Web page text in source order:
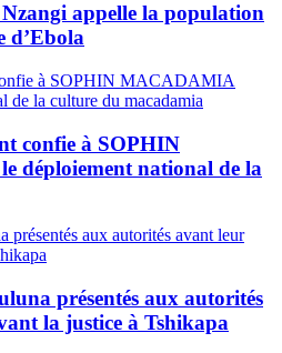
appelle la population
d’Ebola
confie à SOPHIN
déploiement national de la
présentés aux autorités
la justice à Tshikapa